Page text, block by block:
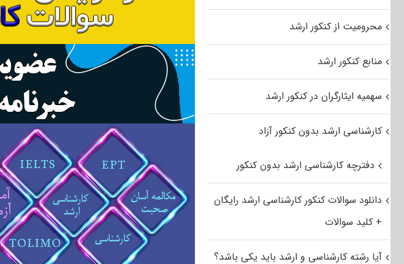
محرومیت از کنکور ارشد
منابع کنکور ارشد
سهمیه ایثارگران در کنکور ارشد
کارشناسی ارشد بدون کنکور آزاد
دفترچه کارشناسی ارشد بدون کنکور
دانلود سوالات کنکور کارشناسی ارشد رایگان
+ کلید سوالات
آیا رشته کارشناسی و ارشد باید یکی باشد؟